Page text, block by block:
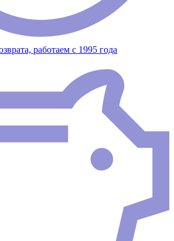
работаем с 1995 года